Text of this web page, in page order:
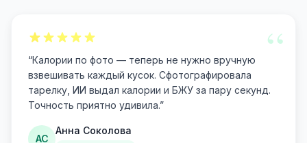
“
“Калории по фото — теперь не нужно вручную
взвешивать каждый кусок. Сфотографировала
тарелку, ИИ выдал калории и БЖУ за пару секунд.
Точность приятно удивила.”
АС
Анна Соколова